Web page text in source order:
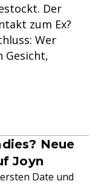
Der
zum Ex?
Wer
Gesicht,
Neue
Joyn
Date und